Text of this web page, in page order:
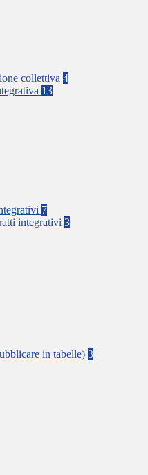
collettiva 4
13
7
integrativi 3
in tabelle) 3